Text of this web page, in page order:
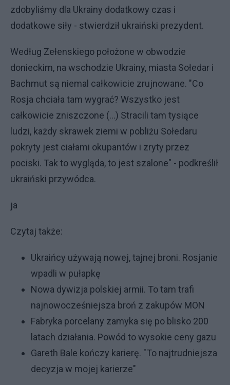
zdobyliśmy dla Ukrainy dodatkowy czas i
dodatkowe siły - stwierdził ukraiński prezydent.
Według Zełenskiego położone w obwodzie
donieckim, na wschodzie Ukrainy, miasta Sołedar i
Bachmut są niemal całkowicie zrujnowane. "Co
Rosja chciała tam wygrać? Wszystko jest
całkowicie zniszczone (...) Stracili tam tysiące
ludzi, każdy skrawek ziemi w pobliżu Sołedaru
pokryty jest ciałami okupantów i zryty przez
pociski. Tak to wygląda, to jest szalone" - podkreślił
ukraiński przywódca.
ja
Czytaj także:
Ukraińcy używają nowej, tajnej broni. Rosjanie
wpadli w pułapkę
Nowa dywizja polskiej armii. To tam trafi
najnowocześniejsza broń z zakupów MON
Fabryka porcelany zamyka się po blisko 200
latach działania. Powód to wysokie ceny gazu
Gareth Bale kończy karierę. "To najtrudniejsza
decyzja w mojej karierze"